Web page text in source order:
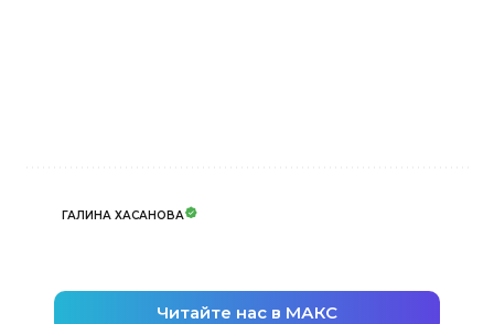
ГАЛИНА ХАСАНОВА
Читайте нас в МАКС